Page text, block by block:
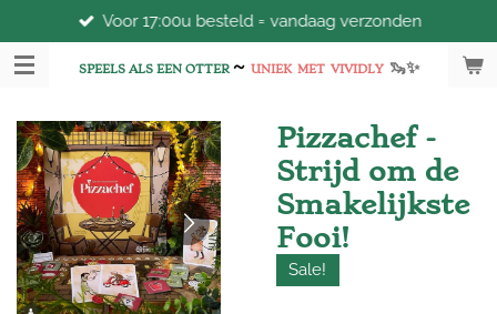
direct
naar
hoofdinhoud
SPEELS ALS EEN OTTER~ UNIEK MET VIVIDLY 🦦✨
Voor 17:00u besteld = vandaag verzonden
Pizzachef -
Strijd om de
Smakelijkste
Fooi!
Sale!